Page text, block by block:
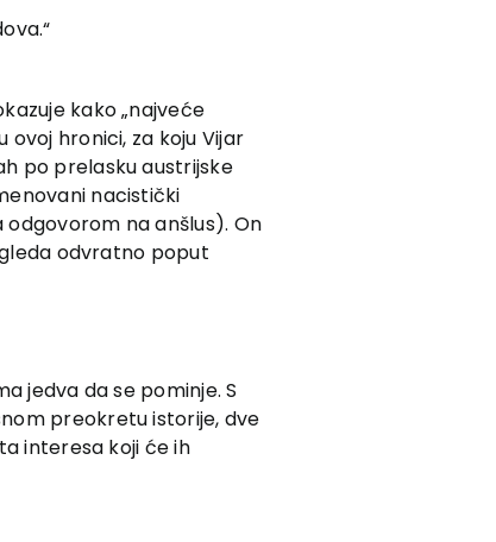
kako „najveće
hronici, za koju Vijar
po prelasku austrijske
nacistički
na anšlus). On
odvratno poput
jedva da se pominje. S
preokretu istorije, dve
interesa koji će ih